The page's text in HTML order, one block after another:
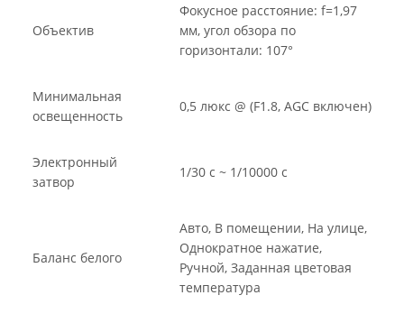
Объектив
Фокусное расстояние: f=1,97
мм, угол обзора по
горизонтали: 107°
Минимальная
освещенность
0,5 люкс @ (F1.8, AGC включен)
Электронный
затвор
1/30 с ~ 1/10000 с
Баланс белого
Авто, В помещении, На улице,
Однократное нажатие,
Ручной, Заданная цветовая
температура